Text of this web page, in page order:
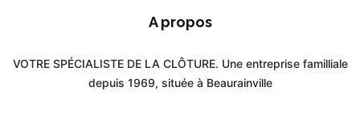
A propos
VOTRE SPÉCIALISTE DE LA CLÔTURE. Une entreprise familliale
depuis 1969, située à Beaurainville